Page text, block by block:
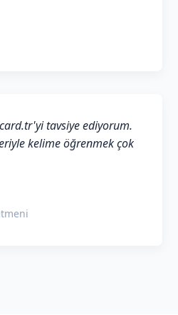
tavsiye ediyorum.
kelime öğrenmek çok